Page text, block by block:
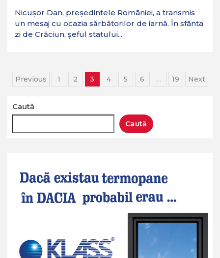
Nicușor Dan, președintele României, a transmis
un mesaj cu ocazia sărbătorilor de iarnă. În sfânta
zi de Crăciun, șeful statului...
Paginație
Previous 1 2 3 4 5 6 … 19 Next
Caută
Caută